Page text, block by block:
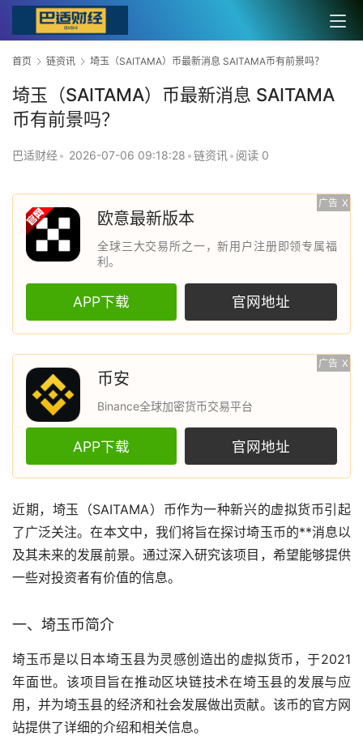
首页 链资讯 埼玉（SAITAMA）币最新消息 SAITAMA币有前景吗？
埼玉（SAITAMA）币最新消息 SAITAMA
币有前景吗？
巴适财经• 2026-07-06 09:18:28 •链资讯 • 阅读 0
广告 X
欧意最新版本
全球三大交易所之一，新用户注册即领专属福
利。
APP下载 官网地址
广告 X
币安
Binance全球加密货币交易平台
APP下载 官网地址
近期，埼玉（SAITAMA）币作为一种新兴的虚拟货币引起
了广泛关注。在本文中，我们将旨在探讨埼玉币的**消息以
及其未来的发展前景。通过深入研究该项目，希望能够提供
一些对投资者有价值的信息。
一、埼玉币简介
埼玉币是以日本埼玉县为灵感创造出的虚拟货币，于2021
年面世。该项目旨在推动区块链技术在埼玉县的发展与应
用，并为埼玉县的经济和社会发展做出贡献。该币的官方网
站提供了详细的介绍和相关信息。